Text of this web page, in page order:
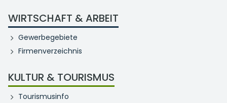
WIRTSCHAFT & ARBEIT
Gewerbegebiete
Firmenverzeichnis
KULTUR & TOURISMUS
Tourismusinfo